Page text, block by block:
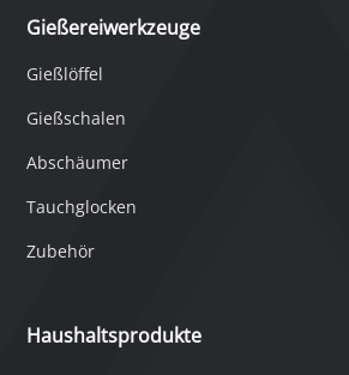
Gießereiwerkzeuge
Gießlöffel
Gießschalen
Abschäumer
Tauchglocken
Zubehör
Haushaltsprodukte